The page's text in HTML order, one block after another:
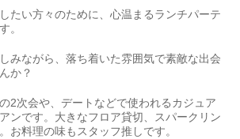
たい方々のために、心温まるランチパーテ
。
みながら、落ち着いた雰囲気で素敵な出会
か？
2次会や、デートなどで使われるカジュア
ンです。大きなフロア貸切、スパークリン
お料理の味もスタッフ推しです。